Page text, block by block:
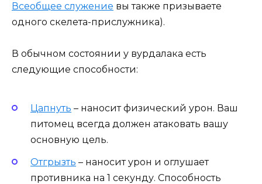
Всеобщее служение вы также призываете
одного скелета-прислужника).
В обычном состоянии у вурдалака есть
следующие способности:
Цапнуть – наносит физический урон. Ваш
питомец всегда должен атаковать вашу
основную цель.
Отгрызть – наносит урон и оглушает
противника на 1 секунду. Способность